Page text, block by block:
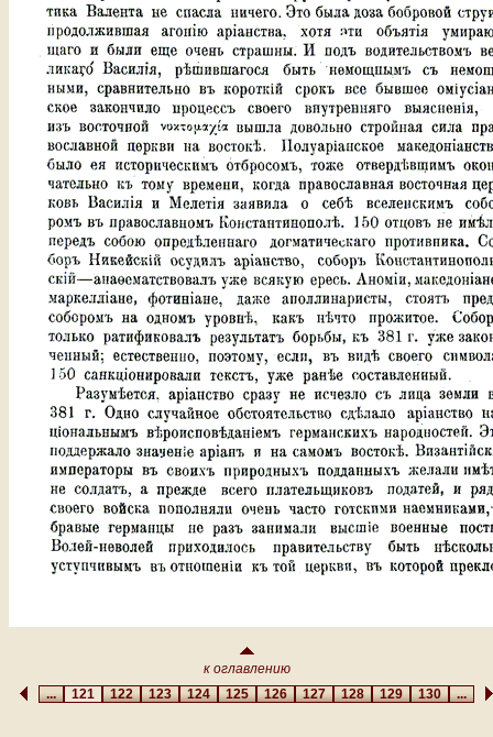
к оглавлению
... 121 122123124125126127128129130...